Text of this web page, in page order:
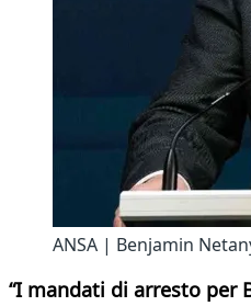
ANSA | Benjamin
“I mandati di arresto per